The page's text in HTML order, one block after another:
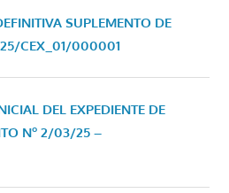
SUPLEMENTO DE
CEX_01/000001
DEL EXPEDIENTE DE
Nº 2/03/25 –